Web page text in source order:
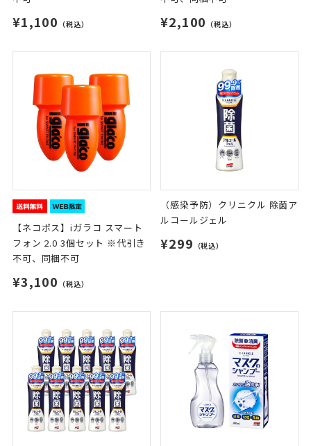
¥1,100 （税込） ¥2,100 （税込）
【ネコポス】iガラコ スマート
フォン 2.0 3個セット ※代引き
不可、同梱不可
¥3,100 （税込）
（感染予防）クリニクル 除菌ア
ルコールジェル
¥299 （税込）